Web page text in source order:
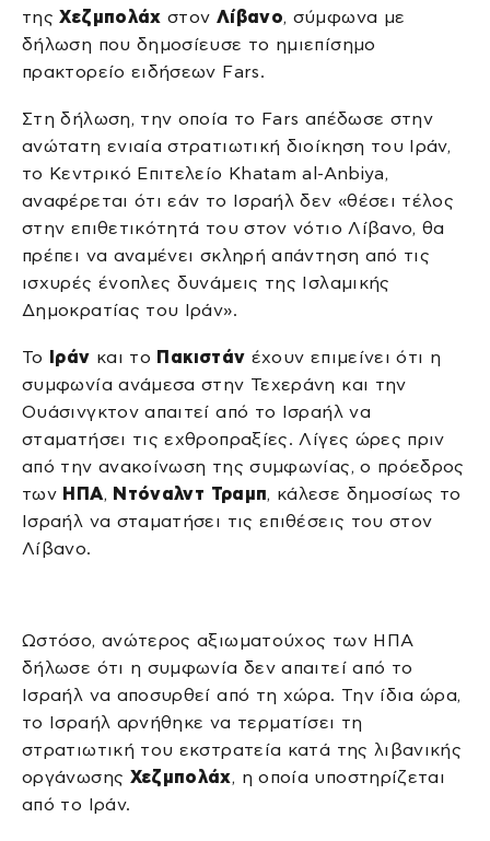
τηςΧεζμπολάχ στον Λίβανο, σύμφωνα με
δήλωση που δημοσίευσε το ημιεπίσημο
πρακτορείο ειδήσεων Fars.
Στη δήλωση, την οποία το Fars απέδωσε στην
ανώτατη ενιαία στρατιωτική διοίκηση του Ιράν,
το Κεντρικό Επιτελείο Khatam al-Anbiya,
αναφέρεται ότι εάν το Ισραήλ δεν «θέσει τέλος
στην επιθετικότητά του στον νότιο Λίβανο, θα
πρέπει να αναμένει σκληρή απάντηση από τις
ισχυρές ένοπλες δυνάμεις της Ισλαμικής
Δημοκρατίας του Ιράν».
Το Ιράν και το Πακιστάν έχουν επιμείνει ότι η
συμφωνία ανάμεσα στην Τεχεράνη και την
Ουάσινγκτον απαιτεί από το Ισραήλ να
σταματήσει τις εχθροπραξίες. Λίγες ώρες πριν
από την ανακοίνωση της συμφωνίας, ο πρόεδρος
των ΗΠΑ, Ντόναλντ Τραμπ, κάλεσε δημοσίως το
Ισραήλ να σταματήσει τις επιθέσεις του στον
Λίβανο.
Ωστόσο, ανώτερος αξιωματούχος των ΗΠΑ
δήλωσε ότι η συμφωνία δεν απαιτεί από το
Ισραήλ να αποσυρθεί από τη χώρα. Την ίδια ώρα,
το Ισραήλ αρνήθηκε να τερματίσει τη
στρατιωτική του εκστρατεία κατά της λιβανικής
οργάνωσης Χεζμπολάχ, η οποία υποστηρίζεται
από το Ιράν.